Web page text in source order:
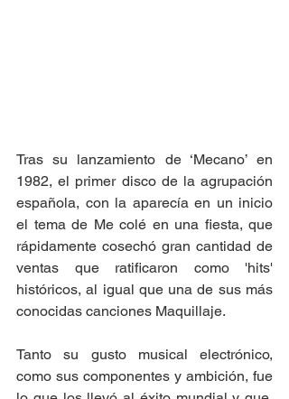
Tras su lanzamiento de ‘Mecano’ en
1982, el primer disco de la agrupación
española, con la aparecía en un inicio
el tema de Me colé en una fiesta, que
rápidamente cosechó gran cantidad de
ventas que ratificaron como 'hits'
históricos, al igual que una de sus más
conocidas canciones Maquillaje.
Tanto su gusto musical electrónico,
como sus componentes y ambición, fue